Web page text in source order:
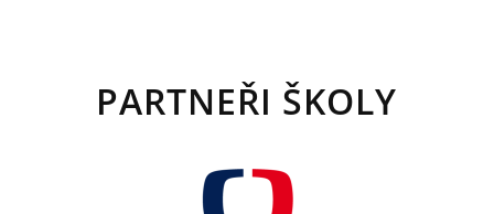
PARTNEŘI ŠKOLY